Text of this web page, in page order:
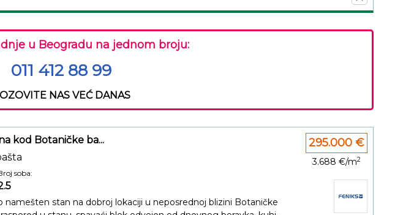
u Beogradu na jednom broju:
011 412 88 99
NAS VEĆ DANAS
kod Botaničke ba...
soba:
namešten stan na dobroj lokaciji u neposrednoj blizini Botaničke
295.000 €
3.688 €/m2